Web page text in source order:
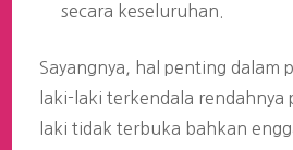
secara keseluruhan.
Sayangnya, hal penting dalam
laki-laki terkendala rendahnya
laki tidak terbuka bahkan